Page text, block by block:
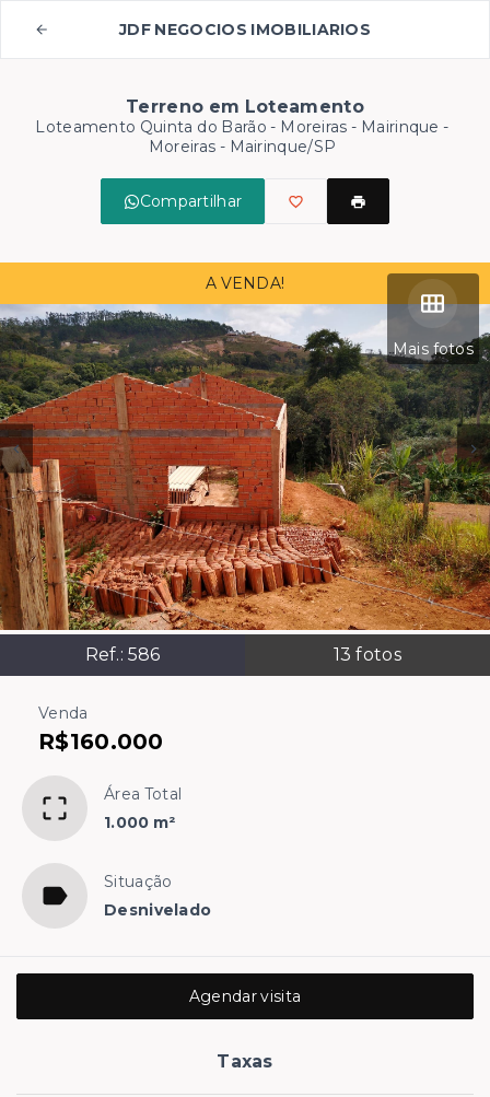
JDF NEGOCIOS IMOBILIARIOS
Terreno em Loteamento
Loteamento Quinta do Barão - Moreiras - Mairinque -
Moreiras - Mairinque/SP
Compartilhar
Mais fotos
Ref.: 586 13 fotos
A VENDA!
Venda
R$160.000
Área Total
1.000 m²
Situação
Desnivelado
Agendar visita
Taxas